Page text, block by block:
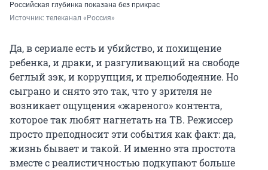
Российская глубинка показана без прикрас
Источник: телеканал «Россия»
Да, в сериале есть и убийство, и похищение
ребенка, и драки, и разгуливающий на свободе
беглый зэк, и коррупция, и прелюбодеяние. Но
сыграно и снято это так, что у зрителя не
возникает ощущения «жареного» контента,
которое так любят нагнетать на ТВ. Режиссер
просто преподносит эти события как факт: да,
жизнь бывает и такой. И именно эта простота
вместе с реалистичностью подкупают больше